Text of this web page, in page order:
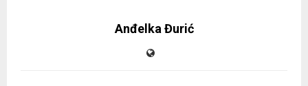
Anđelka Đurić